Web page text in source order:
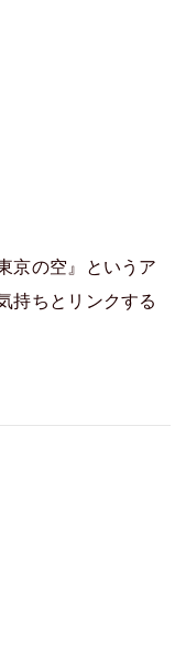
京の空』というア
持ちとリンクする